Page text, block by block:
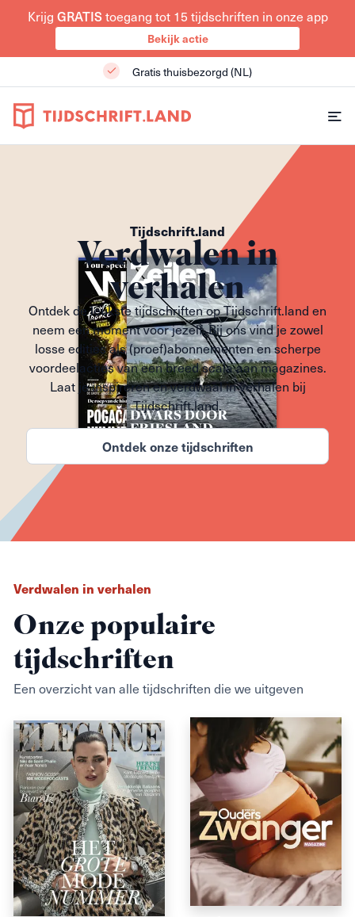
Krijg GRATIStoegang tot 15 tijdschriften in onze app
Bekijk actie
Gratis thuisbezorgd (NL)
Tijdschrift.land
Verdwalen in
verhalen
Ontdek de leukste tijdschriften op Tijdschrift.land en
neem een moment voor jezelf. Bij ons vind je zowel
losse edities als (proef)abonnementen en scherpe
voordeelacties van een breed scala aan magazines.
Laat je inspireren en verdwaal in verhalen bij
Tijdschrift.land.
Ontdek onze tijdschriften
Verdwalen in verhalen
Onze populaire
tijdschriften
Een overzicht van alle tijdschriften die we uitgeven